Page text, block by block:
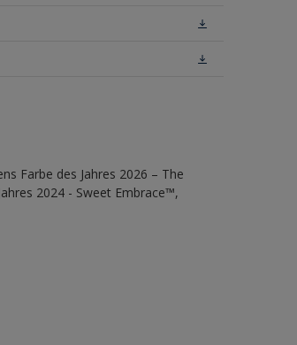
Farbe des Jahres 2026 – The
2024 - Sweet Embrace™,